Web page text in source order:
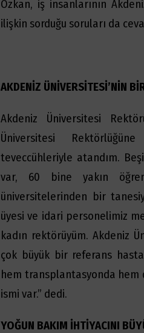
Özkan, iş insanlarının
ilişkin sorduğu soruları da
AKDENİZ ÜNİVERSİTESİ’NİN
Akdeniz Üniversitesi
Üniversitesi
teveccühleriyle atandım.
var, 60 bine yakın
üniversitelerinden bir
üyesi ve idari personelimiz
kadın rektörüyüm. Akdeniz
çok büyük bir referans
hem transplantasyonda
ismi var.” dedi.
YOĞUN BAKIM İHTİYACINI